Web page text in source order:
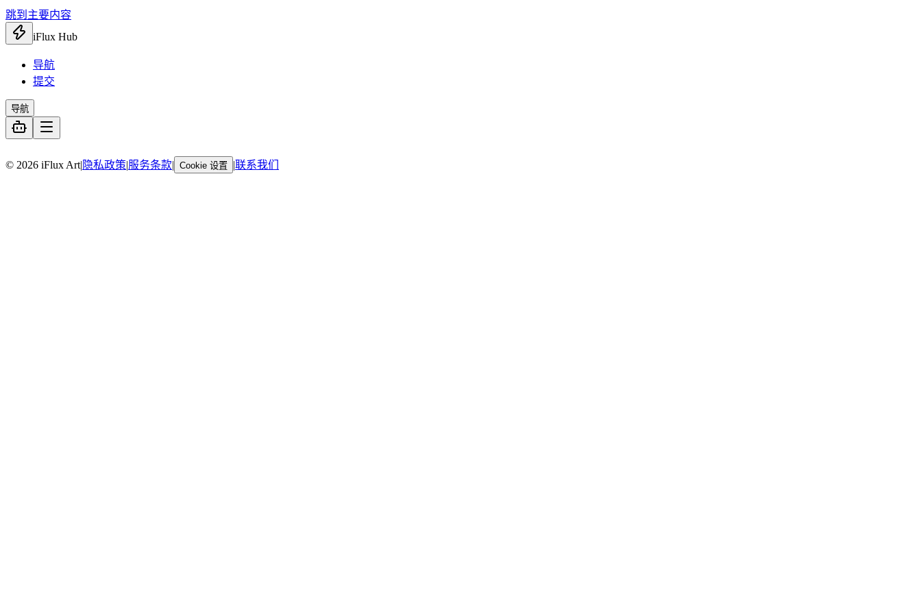
跳到主要内容
iFlux Hub
导航
提交
导航
© 2026 iFlux Art| 隐私政策|服务条款| Cookie 设置 |联系我们